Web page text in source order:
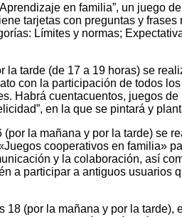
en familia”, un juego
tarjetas con preguntas y
Límites y normas;
la tarde (de 17 a 19 horas) se
con la participación de todos
Habrá cuentacuentos, juegos
en la que se pintará y
la mañana y por la tarde) se
cooperativos en familia»
y la colaboración, así
a participar a antiguos usuarios
18 (por la mañana y por la tarde),